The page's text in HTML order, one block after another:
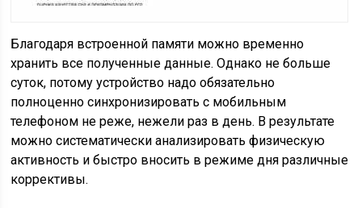
Благодаря встроенной памяти можно временно
хранить все полученные данные. Однако не больше
суток, потому устройство надо обязательно
полноценно синхронизировать с мобильным
телефоном не реже, нежели раз в день. В результате
можно систематически анализировать физическую
активность и быстро вносить в режиме дня различные
коррективы.